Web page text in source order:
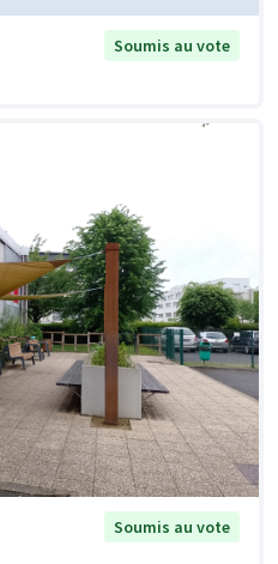
Soumis au vote
Soumis au vote